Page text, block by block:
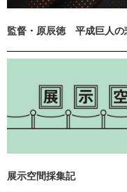
監督・原辰徳 平成巨人の
展示空間採集記